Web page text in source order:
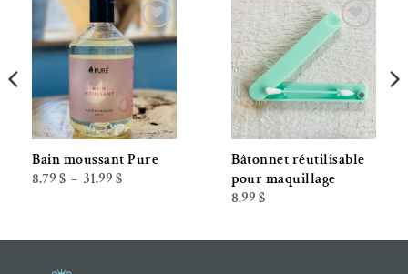
Ajouter à la liste de souhaits
Bain moussant Pure
8.79 $ – 31.99 $Plage
Ajouter à la liste de souhaits
Bâtonnet réutilisable
pour maquillage
8.99 $